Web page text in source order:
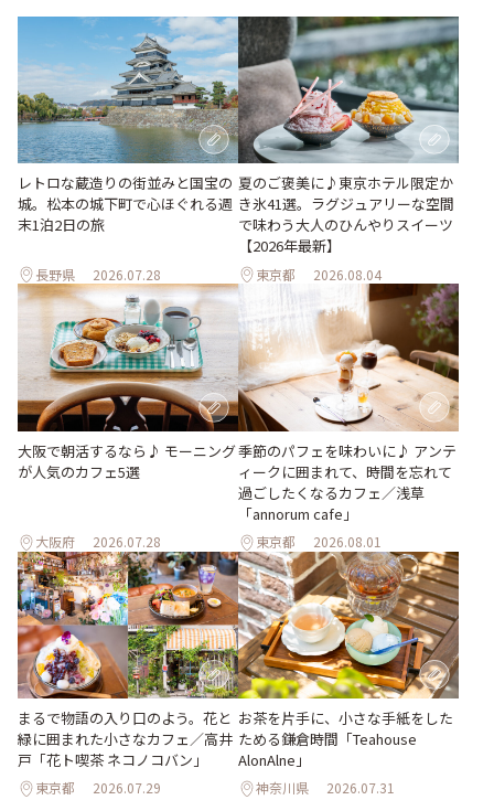
レトロな蔵造りの街並みと国宝の
城。松本の城下町で心ほぐれる週
末1泊2日の旅
長野県 2026.07.28
夏のご褒美に♪東京ホテル限定か
き氷41選。ラグジュアリーな空間
で味わう大人のひんやりスイーツ
【2026年最新】
東京都 2026.08.04
大阪で朝活するなら♪ モーニング
が人気のカフェ5選
大阪府 2026.07.28
季節のパフェを味わいに♪ アンテ
ィークに囲まれて、時間を忘れて
過ごしたくなるカフェ／浅草
「annorum cafe」
東京都 2026.08.01
まるで物語の入り口のよう。花と
緑に囲まれた小さなカフェ／高井
戸「花ト喫茶 ネコノコバン」
東京都 2026.07.29
お茶を片手に、小さな手紙をした
ためる鎌倉時間「Teahouse
AlonAlne」
神奈川県 2026.07.31